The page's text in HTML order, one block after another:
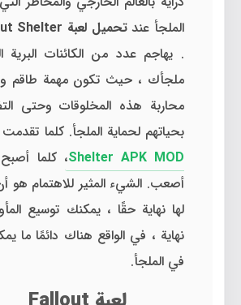
الملجأ عندتحميل لعبة Fallout Shelter مهكرة
. يهاجم عدد من الكائنات البرية
ملجأك ، حيث تكون مهمة طاقم
محاربة هذه المخلوقات وحتى
بحياتهم لحماية الملجأ. كلما
Shelter APK MOD، كلما أصبح
أصعب. الشيء المثير للاهتمام هو
لها نهاية حقًا ، يمكنك توسيع
نهاية ، في الواقع هناك دائمًا ما
في الملجأ.